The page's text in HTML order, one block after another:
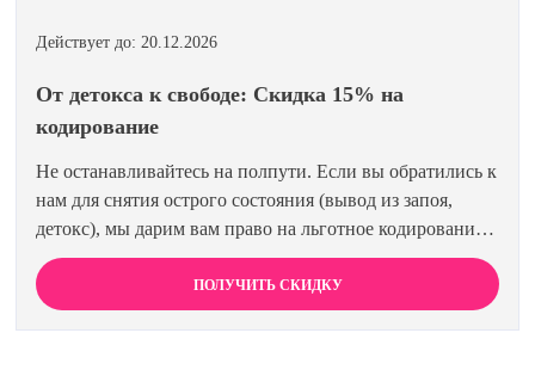
Действует до: 20.12.2026
От детокса к свободе: Скидка 15% на
кодирование
Не останавливайтесь на полпути. Если вы обратились к
нам для снятия острого состояния (вывод из запоя,
детокс), мы дарим вам право на льготное кодирование.
Просто предъявите документ об оплате первичной
процедуры, и получите скидку 15% на любой метод
кодирования в нашей клинике. Ваш путь к трезвости
ПОЛУЧИТЬ СКИДКУ